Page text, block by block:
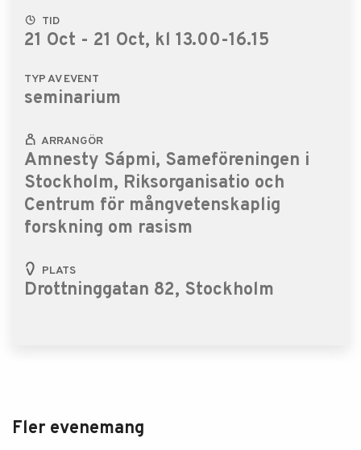
TID
21 Oct - 21 Oct, kl 13.00-16.15
TYP AV EVENT
seminarium
ARRANGÖR
Amnesty Sápmi, Sameföreningen i
Stockholm, Riksorganisatio och
Centrum för mångvetenskaplig
forskning om rasism
PLATS
Drottninggatan 82, Stockholm
Fler evenemang